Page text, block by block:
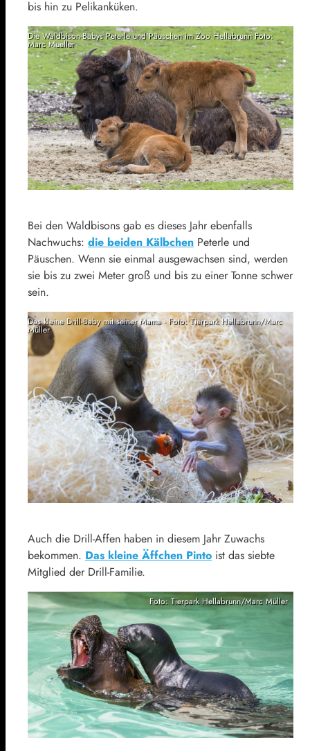
bis hin zu Pelikanküken.
Die Waldbison-Babys Peterle und Päuschen im Zoo Hellabrunn Foto:
Marc Mueller
Bei den Waldbisons gab es dieses Jahr ebenfalls
Nachwuchs: die beiden Kälbchen Peterle und
Päuschen. Wenn sie einmal ausgewachsen sind, werden
sie bis zu zwei Meter groß und bis zu einer Tonne schwer
sein.
Das kleine Drill-Baby mit seiner Mama - Foto: Tierpark Hellabrunn/Marc
Müller
Auch die Drill-Affen haben in diesem Jahr Zuwachs
bekommen. Das kleine Äffchen Pinto ist das siebte
Mitglied der Drill-Familie.
Foto: Tierpark Hellabrunn/Marc Müller